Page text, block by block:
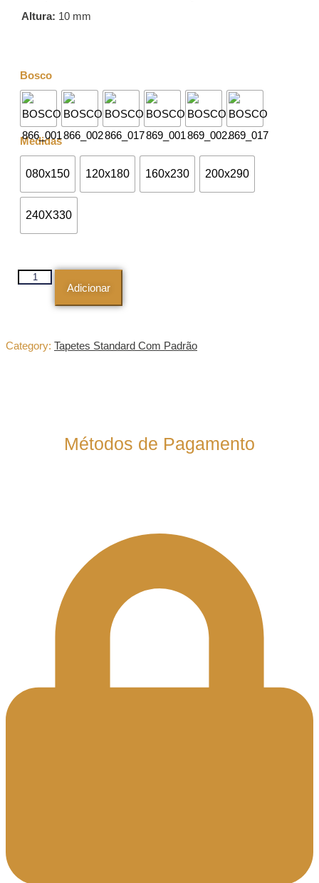
Altura: 10 mm
Bosco
Medidas
080x150 120x180 160x230 200x290
240X330
Quantidade
de
Adicionar
Category: Tapetes Standard Com Padrão
Métodos de Pagamento